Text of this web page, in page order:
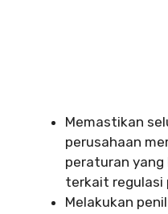
Memastikan
perusahaan
peraturan yang
terkait regulasi
Melakukan